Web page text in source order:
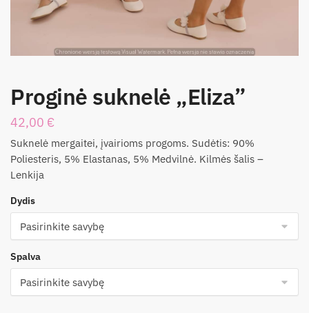
Proginė suknelė „Eliza”
42,00 €
Suknelė mergaitei, įvairioms progoms. Sudėtis: 90%
Poliesteris, 5% Elastanas, 5% Medvilnė. Kilmės šalis –
Lenkija
Dydis
Spalva